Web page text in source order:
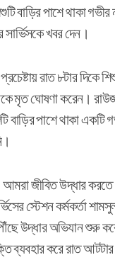
বাড়ির পাশে থাকা
খবর দেন।
রাত ৮টার
মৃত ঘোষণা করেন।
বাড়ির পাশে থাকা
জীবিত উদ্ধার করতে
স্টেশন কর্মকর্তা
উদ্ধার অভিযান
করে রাত আটটার